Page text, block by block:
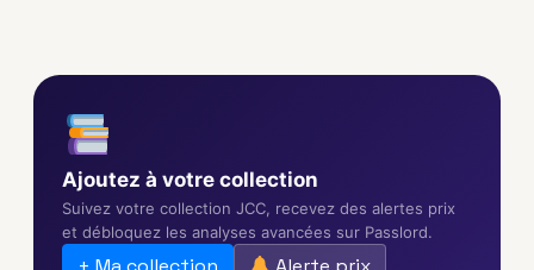
Ajoutez à votre collection
Suivez votre collection JCC, recevez des alertes prix
et débloquez les analyses avancées sur Passlord.